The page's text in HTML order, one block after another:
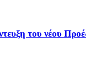
του νέου